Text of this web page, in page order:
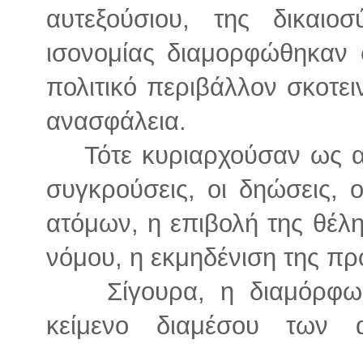
αυτεξούσιου, της
ισονομίας διαμορφώθηκαν
πολιτικό περιβάλλον
ανασφάλεια.
Τότε κυριαρχούσαν ως
συγκρούσεις, οι
ατόμων, η επιβολή της
νόμου, η εκμηδένιση της
Σίγουρα, η
κείμενο διαμέσου